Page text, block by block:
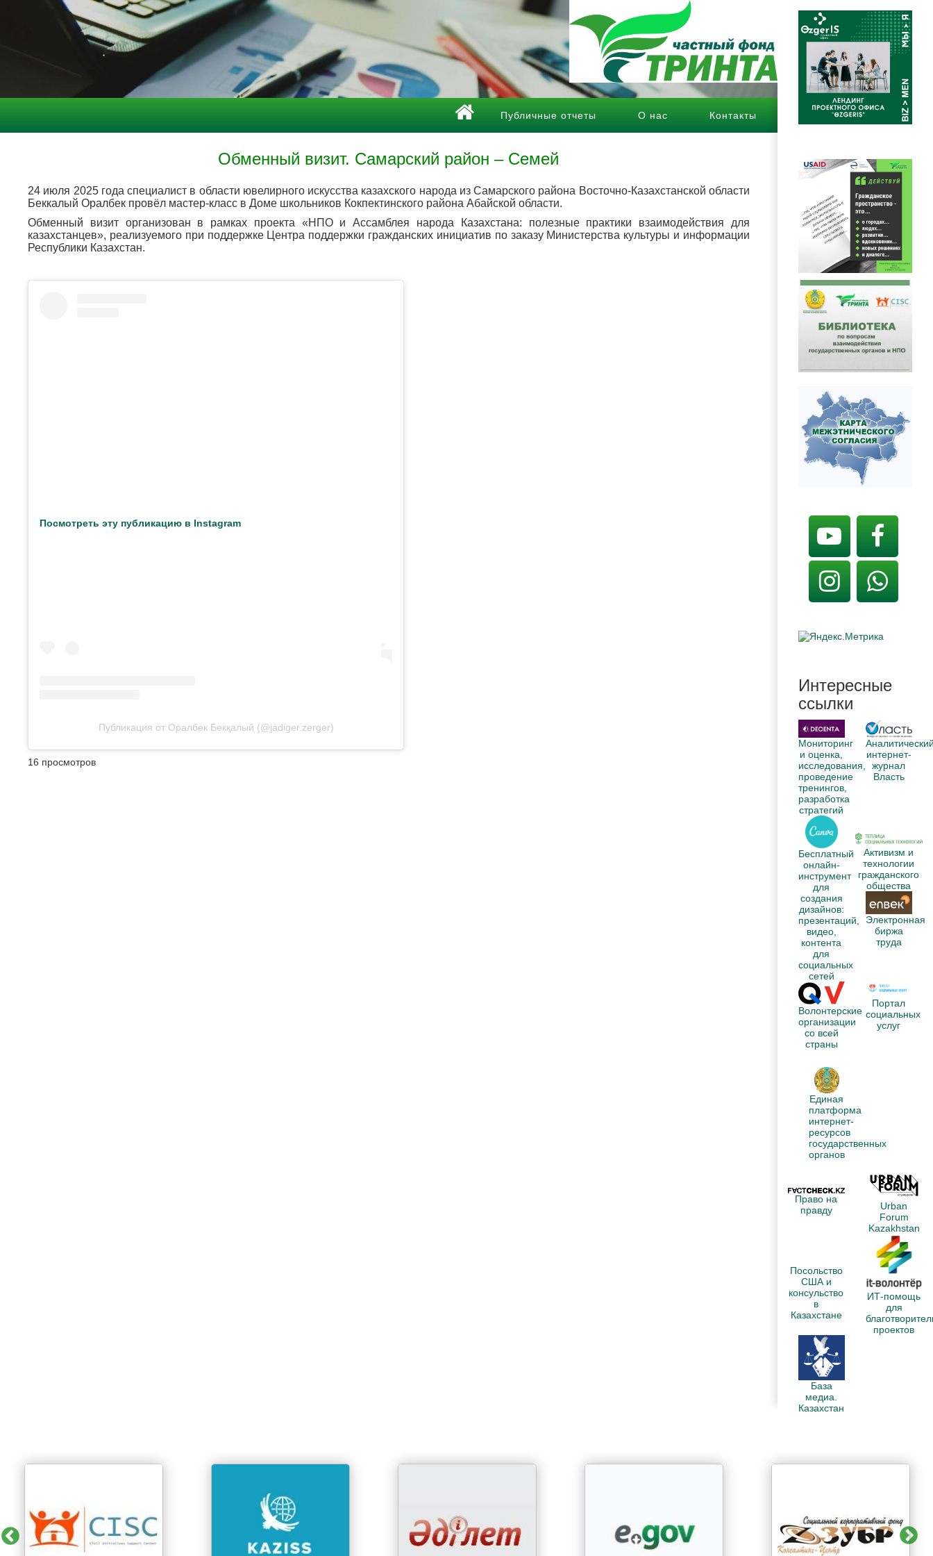
Публичные отчеты О нас Контакты
Обменный визит. Самарский район – Семей
24 июля 2025 года специалист в области ювелирного искусства казахского народа из Самарского района Восточно-Казахстанской области
Беккалый Оралбек провёл мастер-класс в Доме школьников Кокпектинского района Абайской области.
Обменный визит организован в рамках проекта «НПО и Ассамблея народа Казахстана: полезные практики взаимодействия для
казахстанцев», реализуемого при поддержке Центра поддержки гражданских инициатив по заказу Министерства культуры и информации
Республики Казахстан.
Посмотреть эту публикацию в Instagram
Публикация от Оралбек Бекқалый (@jadiger.zerger)
16 просмотров
Интересные
ссылки
Мониторинг
и оценка,
исследования,
проведение
тренингов,
разработка
стратегий
интернет-
журнал
Власть
Бесплатный
онлайн-
инструмент
для
создания
дизайнов:
презентаций,
видео,
контента
для
социальных
сетей
Активизм и
технологии
гражданского
общества
Электронная
биржа
труда
Волонтерские
организации
со всей
страны
Портал
социальных
услуг
Единая
платформа
интернет-
ресурсов
государственных
органов
Право на
правду
Urban
Forum
Kazakhstan
Посольство
США и
консульство
в
Казахстане
ИТ-помощь
для
проектов
База
медиа.
Казахстан
Previous